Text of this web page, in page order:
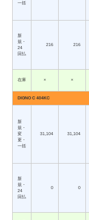
一括
新
規・
24
回払
216 216
在庫 × ×
DIGNO C 404KC
新
規・
変
更・
一括
31,104 31,104
新
規・
24
回払
0 0